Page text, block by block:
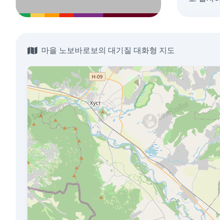
마을 노보바로보의 대기질 대화형 지도